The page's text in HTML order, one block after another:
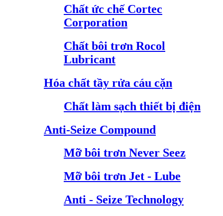
Chất ức chế Cortec
Corporation
Chất bôi trơn Rocol
Lubricant
Hóa chất tầy rửa cáu cặn
Chất làm sạch thiết bị điện
Anti-Seize Compound
Mỡ bôi trơn Never Seez
Mỡ bôi trơn Jet - Lube
Anti - Seize Technology